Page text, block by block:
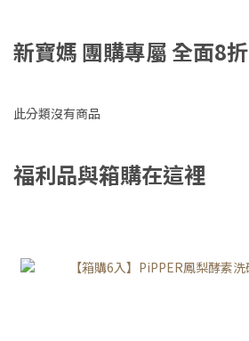
新寶媽 團購專屬 全面8折
此分類沒有商品
福利品與箱購在這裡